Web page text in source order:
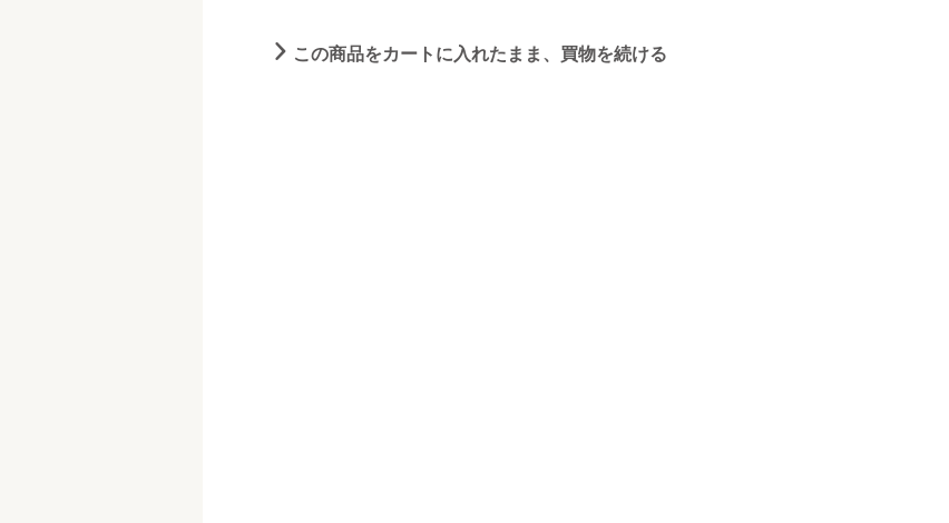
この商品をカートに入れたまま、買物を続ける